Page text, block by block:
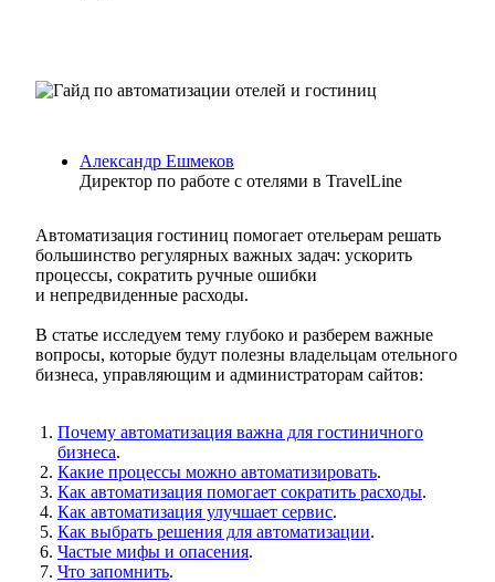
Александр Ешмеков
Директор по работе с отелями в TravelLine
Автоматизация гостиниц помогает отельерам решать
большинство регулярных важных задач: ускорить
процессы, сократить ручные ошибки
и непредвиденные расходы.
В статье исследуем тему глубоко и разберем важные
вопросы, которые будут полезны владельцам отельного
бизнеса, управляющим и администраторам сайтов:
Почему автоматизация важна для гостиничного
бизнеса.
Какие процессы можно автоматизировать.
Как автоматизация помогает сократить расходы.
Как автоматизация улучшает сервис.
Как выбрать решения для автоматизации.
Частые мифы и опасения.
Что запомнить.